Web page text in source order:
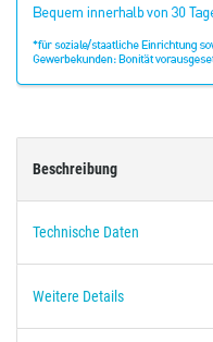
Beschreibung
Technische Daten
Weitere Details